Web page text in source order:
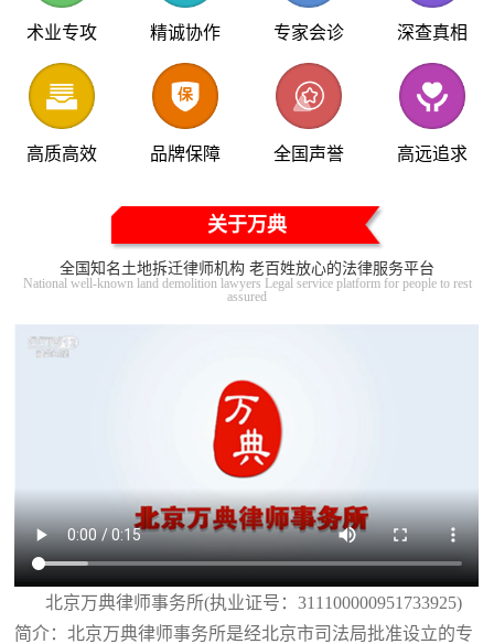
术业专攻 精诚协作 专家会诊 深查真相
高质高效 品牌保障 全国声誉 高远追求
关于万典
全国知名土地拆迁律师机构 老百姓放心的法律服务平台
National well-known land demolition lawyers Legal service platform for people to rest
assured
北京万典律师事务所(执业证号：311100000951733925)
简介：北京万典律师事务所是经北京市司法局批准设立的专